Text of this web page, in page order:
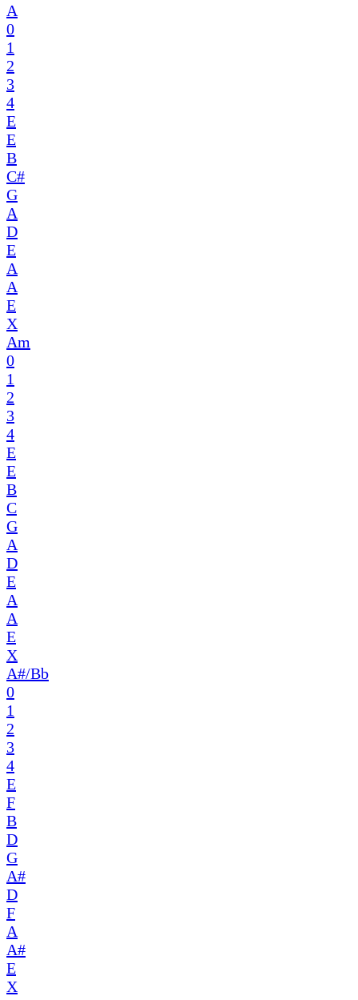
A
0
1
2
3
4
E
E
B
C#
G
A
D
E
A
A
E
X
Am
0
1
2
3
4
E
E
B
C
G
A
D
E
A
A
E
X
A#/Bb
0
1
2
3
4
E
F
B
D
G
A#
D
F
A
A#
E
X